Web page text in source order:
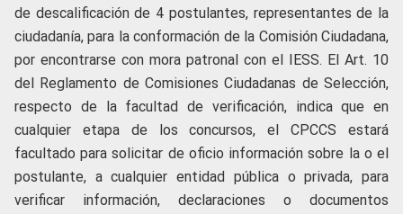
de descalificación de 4 postulantes, representantes de la
ciudadanía, para la conformación de la Comisión Ciudadana,
por encontrarse con mora patronal con el IESS. El Art. 10
del Reglamento de Comisiones Ciudadanas de Selección,
respecto de la facultad de verificación, indica que en
cualquier etapa de los concursos, el CPCCS estará
facultado para solicitar de oficio información sobre la o el
postulante, a cualquier entidad pública o privada, para
verificar información, declaraciones o documentos